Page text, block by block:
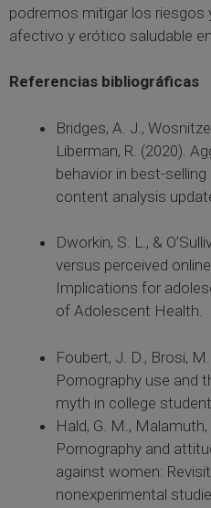
podremos mitigar los riesgos
afectivo y erótico saludable
Referencias bibliográficas
Bridges, A. J.,
Liberman, R. (2020).
behavior in best-
content analysis
Dworkin, S. L., &
versus perceived
Implications for
of Adolescent Health.
Foubert, J. D., Brosi,
Pornography use and
myth in college
Hald, G. M., Malamuth,
Pornography and
against women:
nonexperimental